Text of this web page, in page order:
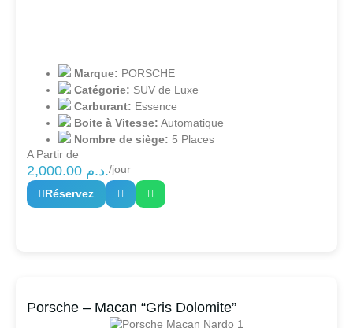
Marque: PORSCHE
Catégorie: SUV de Luxe
Carburant: Essence
Boite à Vitesse: Automatique
Nombre de siège: 5 Places
A Partir de
2,000.00 د.م./jour
Réservez
Porsche – Macan “Gris Dolomite”